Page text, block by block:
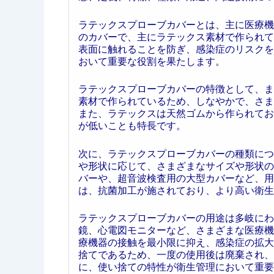
ラテックスプローブカバーとは、主に医療
のカバーで、主にラテックス素材で作られ
表面に触れることを防ぎ、感染症のリスク
おいて重要な役割を果たします。
ラテックスプローブカバーの特徴として、
素材で作られているため、しなやかで、さ
また、ラテックスは天然ゴムから作られて
が低いことも特長です。
次に、ラテックスプローブカバーの種類に
や形状に応じて、さまざまなサイズや形状
バーや、超音波検査用の大型カバーなど、
は、抗菌加工が施されており、より高い衛
ラテックスプローブカバーの用途は多岐に
鏡、心電図モニターなど、さまざまな医療
療機器の接触を最小限に抑え、感染症の拡
捨てであるため、一度の使用後は廃棄され
に、使い捨ての特性が衛生管理において重